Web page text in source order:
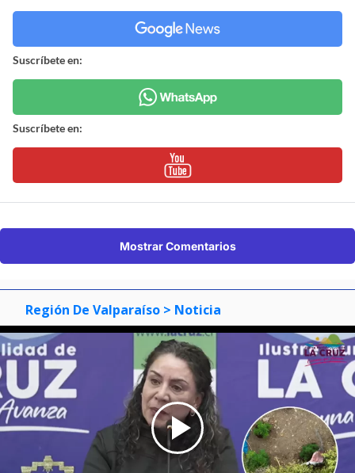
Suscríbete en:
Suscríbete en:
Mostrar Comentarios
Región De Valparaíso > Noticia